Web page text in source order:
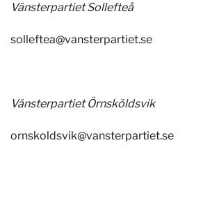
Vänsterpartiet Sollefteå
solleftea@vansterpartiet.se
Vänsterpartiet Örnsköldsvik
ornskoldsvik@vansterpartiet.se